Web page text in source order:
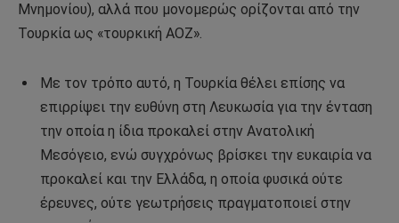
Μνημονίου), αλλά που μονομερώς ορίζονται από την
Τουρκία ως «τουρκική ΑΟΖ».
Με τον τρόπο αυτό, η Τουρκία θέλει επίσης να
επιρρίψει την ευθύνη στη Λευκωσία για την ένταση
την οποία η ίδια προκαλεί στην Ανατολική
Μεσόγειο, ενώ συγχρόνως βρίσκει την ευκαιρία να
προκαλεί και την Ελλάδα, η οποία φυσικά ούτε
έρευνες, ούτε γεωτρήσεις πραγματοποιεί στην